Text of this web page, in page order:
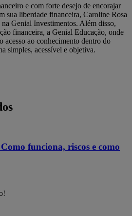
e com forte desejo de encorajar
sua liberdade financeira, Caroline Rosa
Genial Investimentos. Além disso,
financeira, a Genial Educação, onde
acesso ao conhecimento dentro do
simples, acessível e objetiva.
funciona, riscos e como